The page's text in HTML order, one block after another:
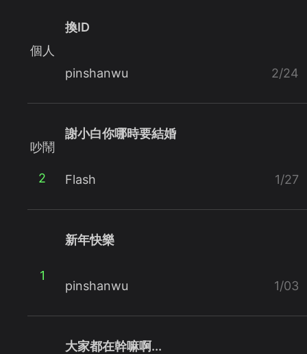
個人
換ID
pinshanwu 2/24
吵鬧
2
謝小白你哪時要結婚
Flash 1/27
1
新年快樂
pinshanwu 1/03
大家都在幹嘛啊...